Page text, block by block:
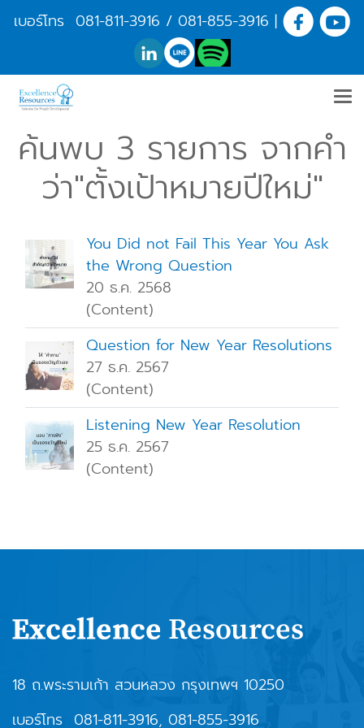
เบอร์โทร 081-811-3916 / 081-855-3916 |
ค้นพบ 3 รายการ จากคำ
ว่า"ตั้งเป้าหมายปีใหม่"
You Did not Fail This Year You Ask
the Wrong Question
20 ธ.ค. 2568
(Content)
Question for New Year Resolutions
27 ธ.ค. 2567
(Content)
Listening New Year Resolution
25 ธ.ค. 2567
(Content)
18 ถ.พระรามเก้า สวนหลวง กรุงเทพฯ 10250
เบอร์โทร 081-811-3916, 081-855-3916